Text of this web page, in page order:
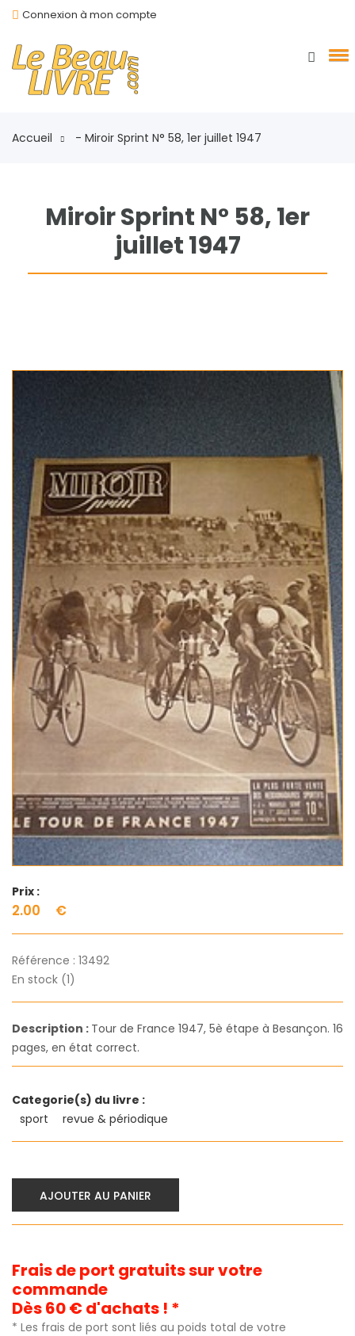
Connexion à mon compte
Accueil - Miroir Sprint N° 58, 1er juillet 1947
Miroir Sprint N° 58, 1er
juillet 1947
Prix :
2.00 €
Référence : 13492
En stock (1)
Description : Tour de France 1947, 5è étape à Besançon. 16
pages, en état correct.
Categorie(s) du livre :
sport
revue & périodique
AJOUTER AU PANIER
Frais de port gratuits sur votre
commande
Dès 60 € d'achats ! *
* Les frais de port sont liés au poids total de votre